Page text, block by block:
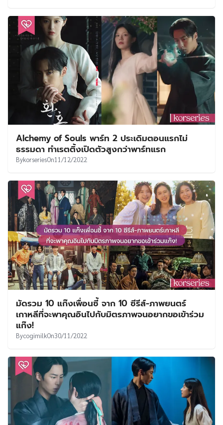
Alchemy of Souls พาร์ท 2 ประเดิมตอนแรกไม่
ธรรมดา ทำเรตติ้งเปิดตัวสูงกว่าพาร์ทแรก
BykorseriesOn11/12/2022
มัดรวม 10 แก๊งเพื่อนซี้ จาก 10 ซีรีส์-ภาพยนตร์
เกาหลีที่จะพาคุณอินไปกับมิตรภาพจนอยากขอเข้าร่วม
แก๊ง!
BycogimilkOn30/11/2022